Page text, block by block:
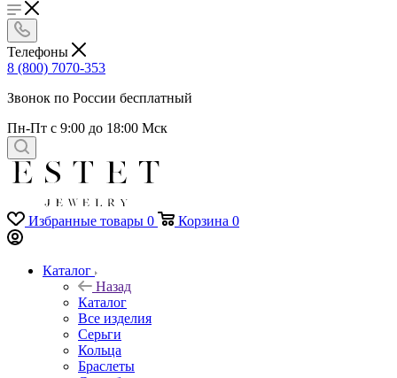
Телефоны
8 (800) 7070-353
Звонок по России бесплатный
Пн-Пт с 9:00 до 18:00 Мск
Избранные товары 0 Корзина 0
Каталог
Назад
Каталог
Все изделия
Серьги
Кольца
Браслеты